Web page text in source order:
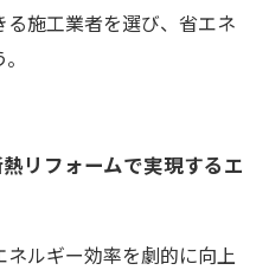
施工業者を選び、省エネ
リフォームで実現するエ
ルギー効率を劇的に向上